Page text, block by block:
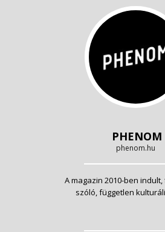
PHENOM
phenom.hu
A magazin 2010-ben
szóló, független